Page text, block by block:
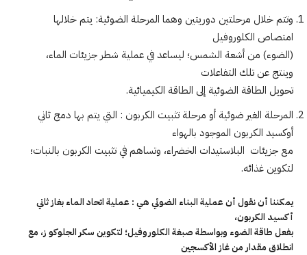
وتتم خلال مرحلتين دوريتين وهما المرحلة الضوئية: يتم خلالها
امتصاص الكلوروفيل
(الضوء) من أشعة الشمس؛ ليساعد في عملية شطر جزيئات الماء،
وينتج عن تلك التفاعلات
تحويل الطاقة الضوئية إلى الطاقة الكيميائية.
المرحلة الغير ضوئية أو مرحلة تثبيت الكربون : التي يتم بها دمج ثاني
أوكسيد الكربون الموجود بالهواء
مع جزيئات البلاستيدات الخضراء، وتساهم في تثبيت الكربون بالنبات؛
لتكوين غذائه.
يمكننا أن نقول أن عملية البناء الضوئي هي : عملية اتحاد الماء بغاز ثاني
أكسيد الكربون،
بفعل طاقة الضوء وبواسطة صبغة الكلوروفيل؛ لتكوين سكر الجلوكو ز، مع
انطلاق مقدار من غاز الأكسجين